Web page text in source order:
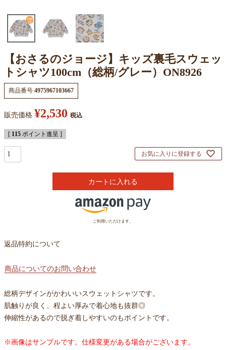
【おさるのジョージ】キッズ裏毛スウェッ
トシャツ100cm（総柄/グレー）ON8926
商品番号 4975967103667
販売価格 ¥2,530 税込
[ 115 ポイント進呈 ]
お気に入りに登録する
カートに入れる
ご利用いただけます。
返品特約について
商品についてのお問い合わせ
総柄デザインがかわいいスウェットシャツです。
肌触りが良く、程よい厚みで着心地も抜群◎
伸縮性があるので脱ぎ着しやすいのもポイントです。
※画像はサンプルです。仕様変更がある場合がございます。